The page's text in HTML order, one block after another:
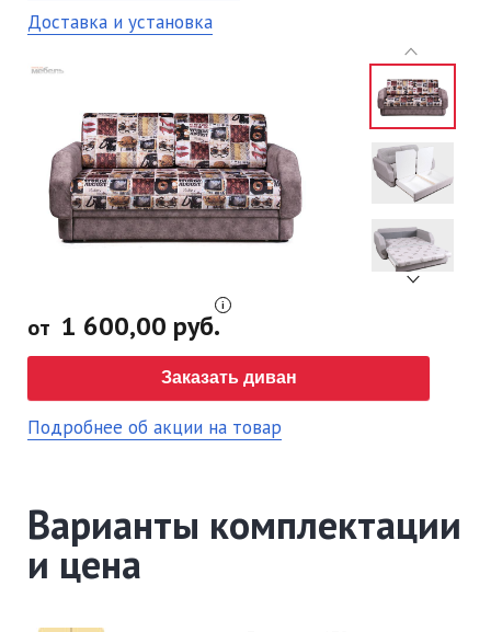
Доставка и установка
от 1 600,00 руб.
Заказать диван
Подробнее об акции на товар
Варианты комплектации
и цена